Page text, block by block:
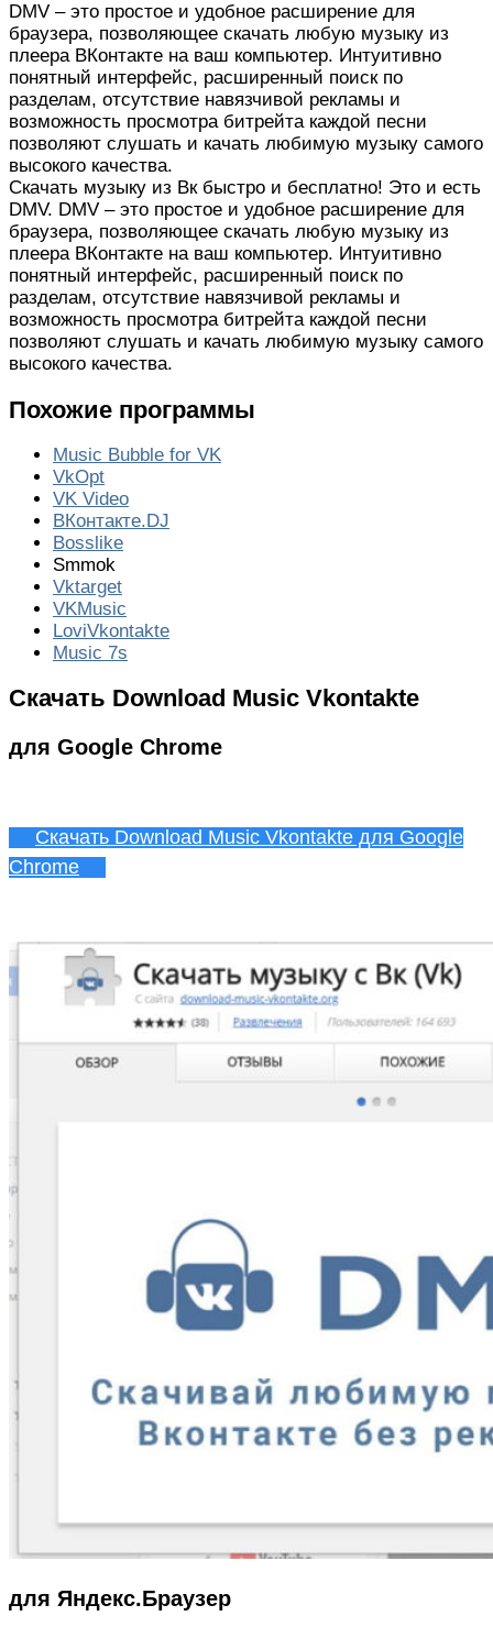
DMV – это простое и удобное расширение для
браузера, позволяющее скачать любую музыку из
плеера ВКонтакте на ваш компьютер. Интуитивно
понятный интерфейс, расширенный поиск по
разделам, отсутствие навязчивой рекламы и
возможность просмотра битрейта каждой песни
позволяют слушать и качать любимую музыку самого
высокого качества.
Скачать музыку из Вк быстро и бесплатно! Это и есть
DMV. DMV – это простое и удобное расширение для
браузера, позволяющее скачать любую музыку из
плеера ВКонтакте на ваш компьютер. Интуитивно
понятный интерфейс, расширенный поиск по
разделам, отсутствие навязчивой рекламы и
возможность просмотра битрейта каждой песни
позволяют слушать и качать любимую музыку самого
высокого качества.
Похожие программы
Music Bubble for VK
VkOpt
VK Video
ВКонтакте.DJ
Bosslike
Smmok
Vktarget
VKMusic
LoviVkontakte
Music 7s
Скачать Download Music Vkontakte
для Google Chrome
Скачать Download Music Vkontakte для Google
Chrome
для Яндекс.Браузер